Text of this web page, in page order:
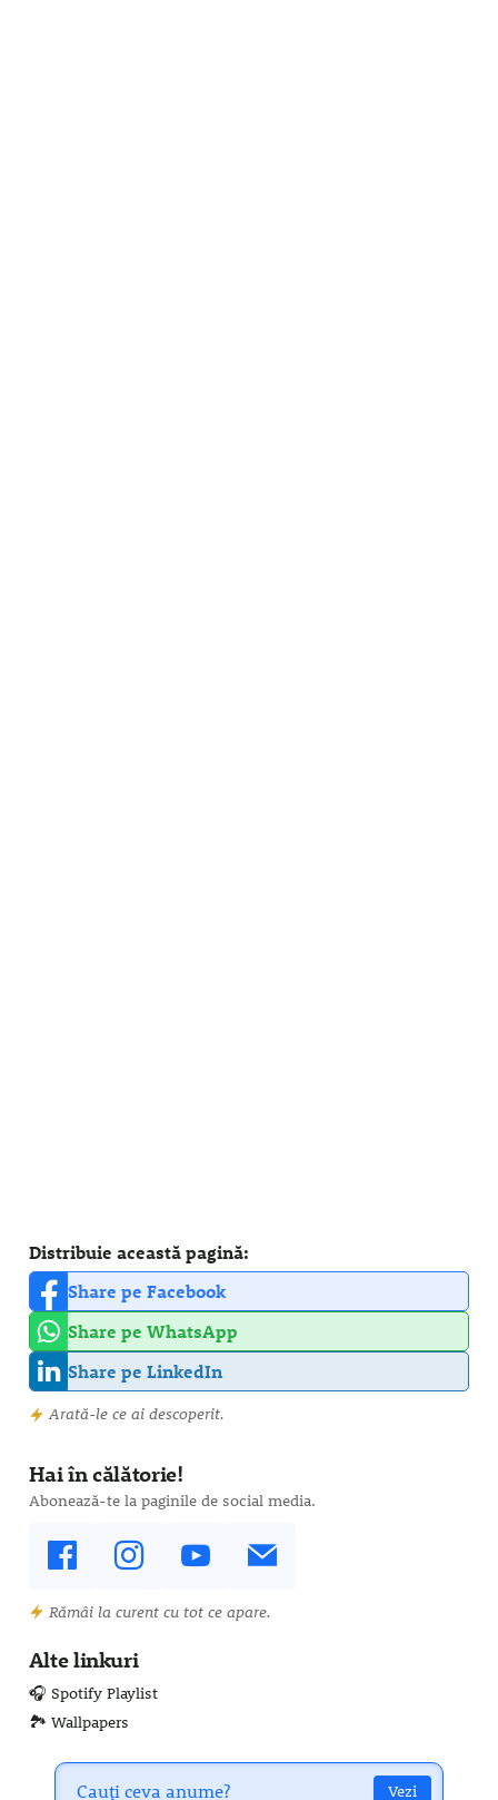
Distribuie această pagină:
Share pe Facebook
Share pe WhatsApp
Share pe LinkedIn
Arată-le ce ai descoperit.
Hai în călătorie!
Abonează-te la paginile de social media.
Rămâi la curent cu tot ce apare.
Alte linkuri
🎧 Spotify Playlist
🏞️ Wallpapers
Vezi